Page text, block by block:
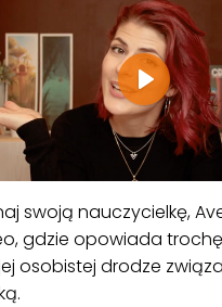
Play
swoją nauczycielkę,
gdzie opowiada
osobistej drodze